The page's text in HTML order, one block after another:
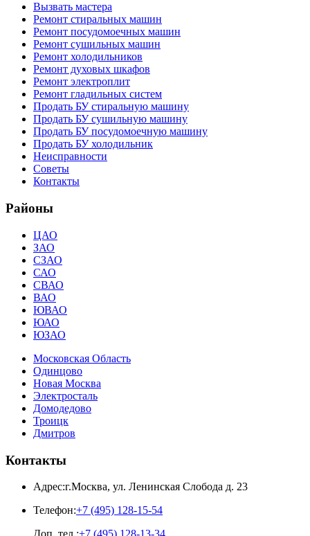
Вызвать мастера
Ремонт стиральных машин
Ремонт посудомоечных машин
Ремонт сушильных машин
Ремонт холодильников
Ремонт духовых шкафов
Ремонт электроплит
Ремонт гладильных систем
Продать БУ стиральную машину
Продать БУ сушильную машину
Продать БУ посудомоечную машину
Продать БУ холодильник
Неисправности
Советы
Контакты
Районы
ЦАО
ЗАО
СЗАО
САО
СВАО
ВАО
ЮВАО
ЮАО
ЮЗАО
Московская Область
Одинцово
Новая Москва
Электросталь
Домодедово
Троицк
Дмитров
Контакты
Адрес:г.Москва, ул. Ленинская Слобода д. 23
Телефон:+7 (495) 128-15-54